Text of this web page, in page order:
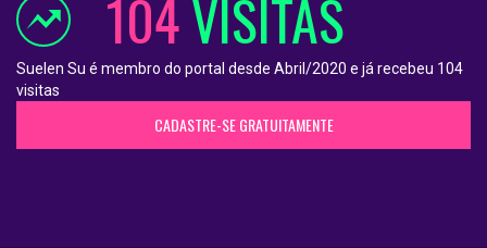
104VISITAS
Suelen Su é membro do portal desde Abril/2020 e já recebeu 104
visitas
CADASTRE-SE GRATUITAMENTE